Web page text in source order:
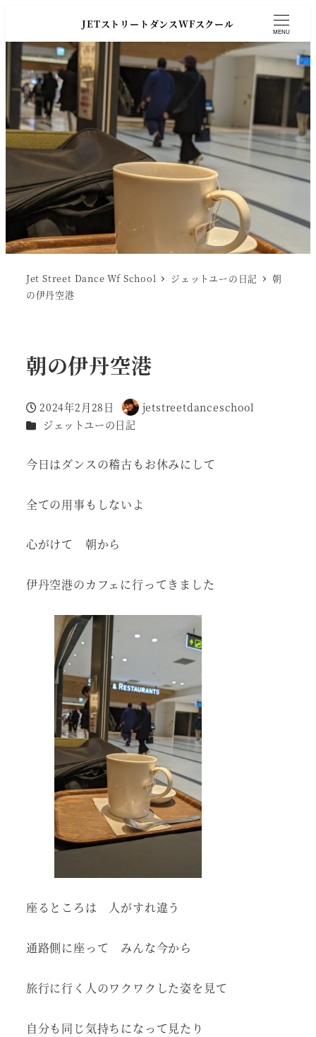
JETストリートダンスWFスクール
MENU
Jet Street Dance Wf School ジェットユーの日記
朝
の伊丹空港
朝の伊丹空港
投稿日
2024年2月28日
著
者
jetstreetdanceschool
カテゴリー
ジェットユーの日記
今日はダンスの稽古もお休みにして
全ての用事もしないよ
心がけて 朝から
伊丹空港のカフェに行ってきました
座るところは 人がすれ違う
通路側に座って みんな今から
旅行に行く人のワクワクした姿を見て
自分も同じ気持ちになって見たり